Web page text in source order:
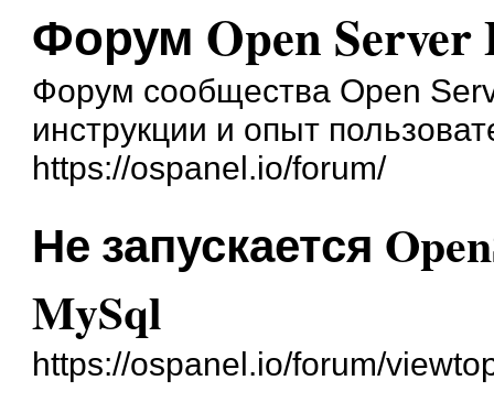
Форум Open Server
Форум сообщества Open
инструкции и опыт
https://ospanel.io/forum/
Не запускается
MySql
https://ospanel.io/forum/